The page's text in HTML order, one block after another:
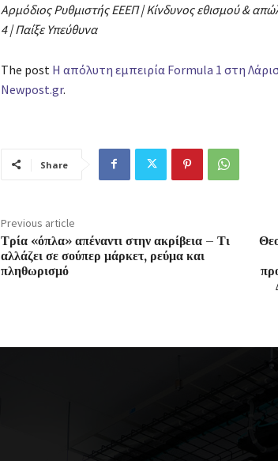
Αρμόδιος Ρυθμιστής ΕΕΕΠ|Κίνδυνος εθισμού&
4 |Παίξε Υπεύθυνα
The post Η απόλυτη εμπειρία Formula 1 στη
Newpost.gr.
Share
Previous article
Τρία «όπλα» απέναντι στην ακρίβεια – Τι
αλλάζει σε σούπερ μάρκετ, ρεύμα και
πληθωρισμό